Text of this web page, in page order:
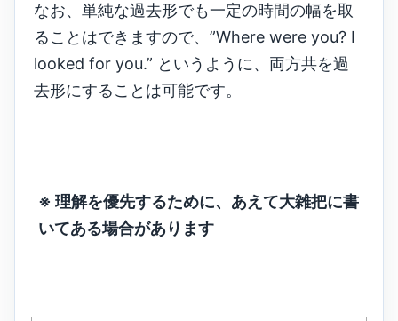
なお、単純な過去形でも一定の時間の幅を取
ることはできますので、”Where were you? I
looked for you.” というように、両方共を過
去形にすることは可能です。
※ 理解を優先するために、あえて大雑把に書
いてある場合があります